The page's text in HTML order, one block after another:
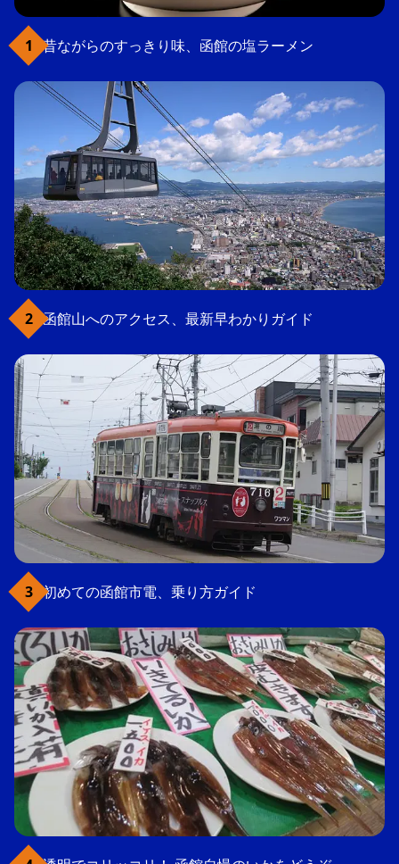
昔ながらのすっきり味、函館の塩ラーメン
函館山へのアクセス、最新早わかりガイド
初めての函館市電、乗り方ガイド